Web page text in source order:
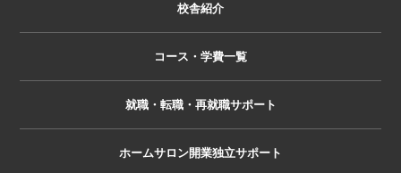
校舎紹介
コース・学費一覧
就職・転職・再就職サポート
ホームサロン開業独立サポート